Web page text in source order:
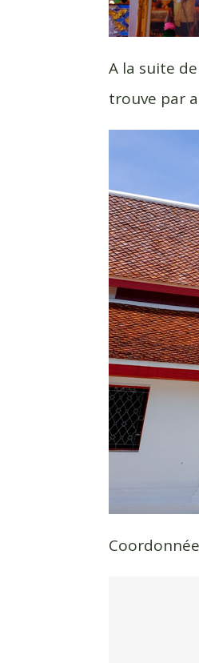
A la suite
trouve par